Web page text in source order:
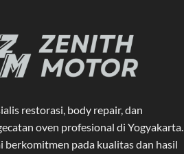
restorasi, body repair, dan
oven profesional di Yogyakarta.
berkomitmen pada kualitas dan hasil